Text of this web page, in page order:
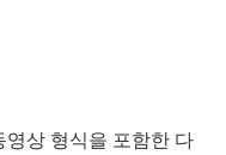
영상 형식을 포함한 다